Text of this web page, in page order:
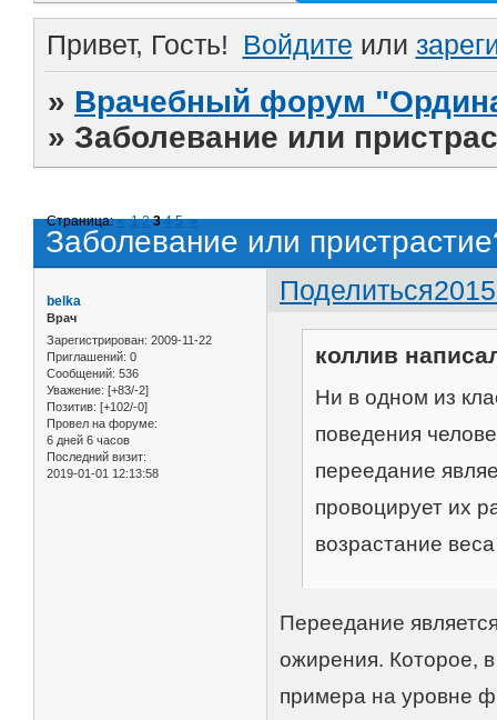
Привет, Гость! Войдите или
» Врачебный форум
»Заболевание или
Заболевание или
Страница:« 1 2 3 4 5 »
Поделиться
belka
Врач
Зарегистрирован: 2009-11-22
Приглашений: 0
Сообщений: 536
Уважение: [+83/-2]
Позитив: [+102/-0]
Провел на форуме:
6 дней 6 часов
Последний визит:
2019-01-01 12:13:58
коллив
Ни в одном из
поведения
переедание
провоцирует их
возрастание
Переедание
ожирения. Которое,
примера на уровне